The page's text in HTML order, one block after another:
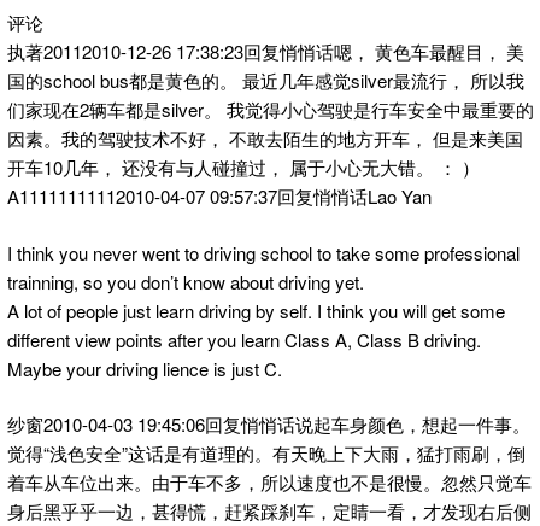
评论
执著20112010-12-26 17:38:23回复悄悄话嗯， 黄色车最醒目， 美
国的school bus都是黄色的。 最近几年感觉silver最流行， 所以我
们家现在2辆车都是silver。 我觉得小心驾驶是行车安全中最重要的
因素。我的驾驶技术不好， 不敢去陌生的地方开车， 但是来美国
开车10几年， 还没有与人碰撞过， 属于小心无大错。 ： ）
A11111111112010-04-07 09:57:37回复悄悄话Lao Yan
I think you never went to driving school to take some professional
trainning, so you don’t know about driving yet.
A lot of people just learn driving by self. I think you will get some
different view points after you learn Class A, Class B driving.
Maybe your driving lience is just C.
纱窗2010-04-03 19:45:06回复悄悄话说起车身颜色，想起一件事。
觉得“浅色安全”这话是有道理的。有天晚上下大雨，猛打雨刷，倒
着车从车位出来。由于车不多，所以速度也不是很慢。忽然只觉车
身后黑乎乎一边，甚得慌，赶紧踩刹车，定睛一看，才发现右后侧